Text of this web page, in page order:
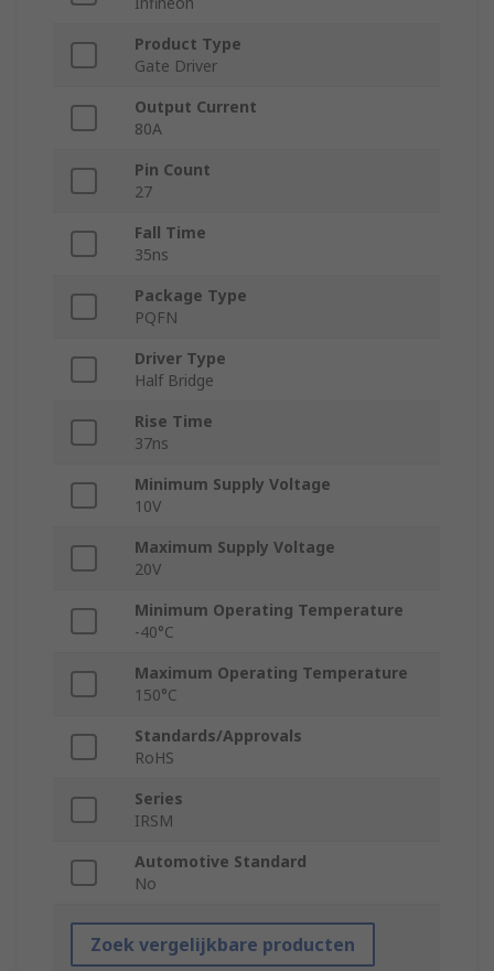
Product Type
Gate Driver
Output Current
80A
Pin Count
27
Fall Time
35ns
Package Type
PQFN
Driver Type
Half Bridge
Rise Time
37ns
Minimum Supply Voltage
10V
Maximum Supply Voltage
20V
Minimum Operating Temperature
-40°C
Maximum Operating Temperature
150°C
Standards/Approvals
RoHS
Series
IRSM
Automotive Standard
No
Zoek vergelijkbare producten